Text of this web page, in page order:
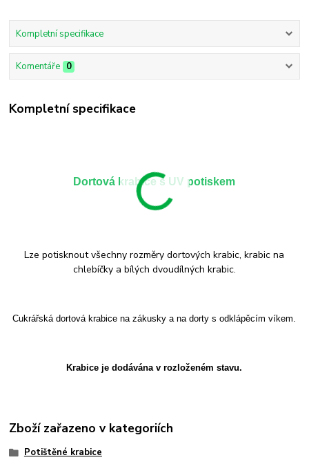
Kompletní specifikace
Komentáře 0
Kompletní specifikace
Dortová krabice s UV potiskem
Lze potisknout všechny rozměry dortových krabic, krabic na
chlebíčky a bílých dvoudílných krabic.
Cukrářská dortová krabice na zákusky a na dorty s odklápěcím víkem.
Krabice je dodávána v rozloženém stavu.
Zboží zařazeno v kategoriích
Potištěné krabice